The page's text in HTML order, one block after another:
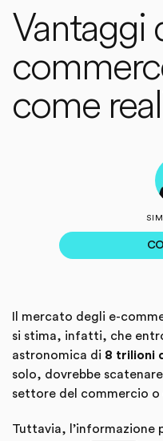
Vantaggi
come
Il mercato degli e-
si stima, infatti, che
astronomica di 8 trilioni
solo, dovrebbe
settore del commercio o
Tuttavia, l’informazione